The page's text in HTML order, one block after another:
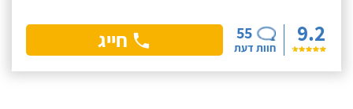
9.2
55
חוות דעת חייג